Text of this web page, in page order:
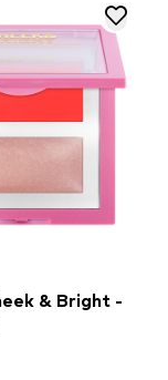
& Bright -